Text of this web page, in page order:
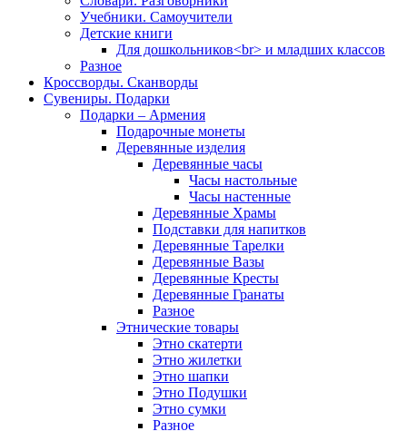
Учебники. Самоучители
Детские книги
Для дошкольников<br> и младших классов
Разное
Кроссворды. Сканворды
Сувениры. Подарки
Подарки – Армения
Подарочные монеты
Деревянные изделия
Деревянные часы
Часы настольные
Часы настенные
Деревянные Храмы
Подставки для напитков
Деревянные Тарелки
Деревянные Вазы
Деревянные Кресты
Деревянные Гранаты
Разное
Этнические товары
Этно скатерти
Этно жилетки
Этно шапки
Этно Подушки
Этно сумки
Разное